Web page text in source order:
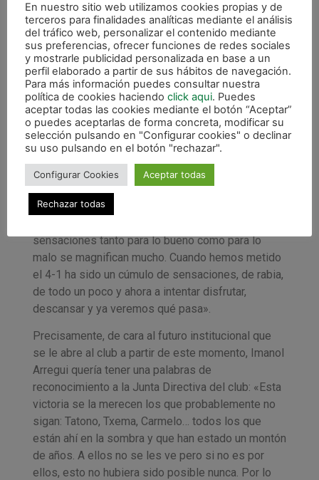
«Ha sido un partido de mucha tensión y no solo el
partido, sino que también la semana. Ha sido una
semana dura, en la que quieres que llegue el
sábado pero a la vez estás preparando el proceso
y lo que teníamos que hacer en el partido. Ha
salido todo bien y ahora a descansar, que nos lo
hemos ganado», explicaba el preparador navarro.
Preguntado por lo que significa para él haber
logrado el objetivo, de esta manera tan agónica,
Imanol lo explica en base al sentimiento de
pertenencia que hay en el club: «Para mi aquí se
magnifica todo. Esto es mi trabajo y me encanta,
sensaciones tanto para lo bueno como para lo
malo se magnifican mucho. Cuando hemos metido
el 4-1 ha sido un cúmulo de sensaciones, de rabia,
de todo un poco y ahora a intentar disfrutar,
descansar y ya veremos qué pasa».
Precisamente, de cara al futuro institucional que
se le abre al club a partir de este momento, Imanol
Arregui quería tener una palabras de
reconocimiento a la Junta Directiva del club: «Esta
victoria se la merecen los que probablemente no
sigan: Tatono, Txema, Carmelo… todos los que
están ahí en la sombra y que han estado un montón
de años. A ellos no se les ve pero si no es por
ellos, esto no hubiera sido posible nunca. Por lo
En nuestro sitio web utilizamos cookies propias y de
terceros para finalidades analíticas mediante el análisis
del tráfico web, personalizar el contenido mediante
sus preferencias, ofrecer funciones de redes sociales
y mostrarle publicidad personalizada en base a un
perfil elaborado a partir de sus hábitos de navegación.
Para más información puedes consultar nuestra
política de cookies haciendo click aqui. Puedes
aceptar todas las cookies mediante el botón “Aceptar”
o puedes aceptarlas de forma concreta, modificar su
selección pulsando en "Configurar cookies" o declinar
su uso pulsando en el botón "rechazar".
Configurar Cookies Aceptar todas
Rechazar todas